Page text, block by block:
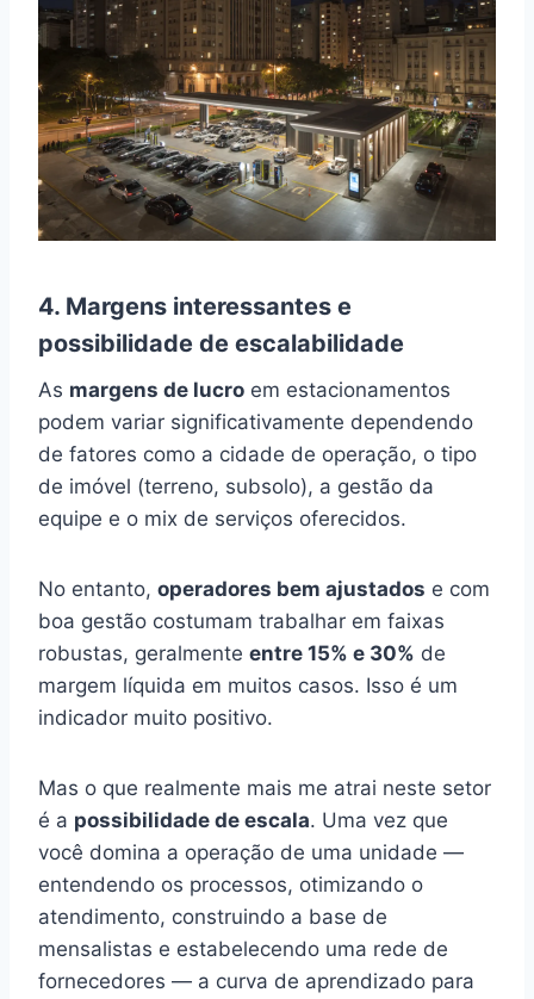
4. Margens interessantes e
possibilidade de escalabilidade
As margens de lucro em estacionamentos
podem variar significativamente dependendo
de fatores como a cidade de operação, o tipo
de imóvel (terreno, subsolo), a gestão da
equipe e o mix de serviços oferecidos.
No entanto, operadores bem ajustados e com
boa gestão costumam trabalhar em faixas
robustas, geralmente entre 15% e 30% de
margem líquida em muitos casos. Isso é um
indicador muito positivo.
Mas o que realmente mais me atrai neste setor
é a possibilidade de escala. Uma vez que
você domina a operação de uma unidade —
entendendo os processos, otimizando o
atendimento, construindo a base de
mensalistas e estabelecendo uma rede de
fornecedores — a curva de aprendizado para